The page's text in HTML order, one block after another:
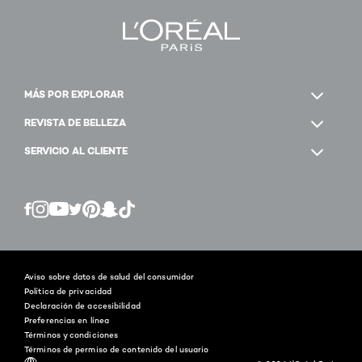
MÁS POR EXPLORAR
REVISTA DE BELLEZA
SERVICIO AL CLIENTE
Twitter
Aviso sobre datos de salud del consumidor
Política de privacidad
Declaración de accesibilidad
Preferencias en línea
Términos y condiciones
Términos de permiso de contenido del usuario